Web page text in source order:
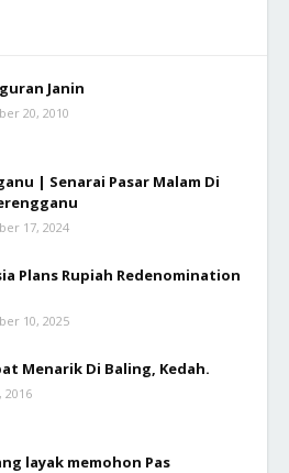
Janin
20, 2010
| Senarai Pasar Malam Di
17, 2024
Plans Rupiah Redenomination
10, 2025
Menarik Di Baling, Kedah.
2016
layak memohon Pas